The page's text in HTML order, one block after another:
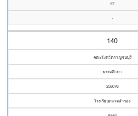
67
-
140
คณะจังหวัดกาญจนบุรี
ธรรมศึกษา
258076
โรงเรียนตลาดสำรอง